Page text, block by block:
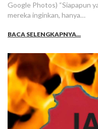
Google Photos) “Siapapun
mereka inginkan, hanya…
BACA SELENGKAPNYA...